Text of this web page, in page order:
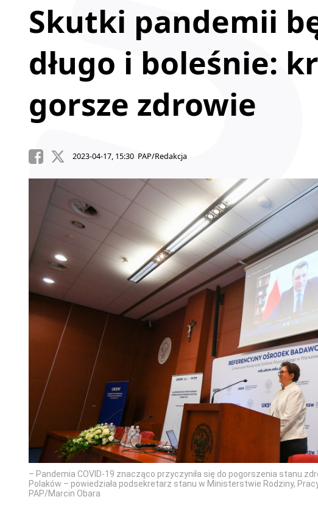
Skutki pandemii
długo i boleśnie:
gorsze zdrowie
2023-04-17, 15:30 PAP/Redakcja
– Pandemia COVID-19 znacząco przyczyniła się do pogorszenia stanu
Polaków – powiedziała podsekretarz stanu w Ministerstwie Rodziny,
PAP/Marcin Obara